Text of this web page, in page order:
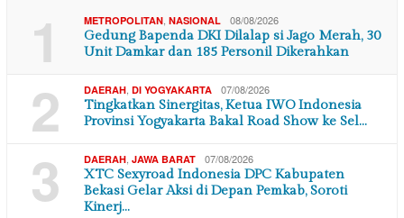
1 METROPOLITAN NASIONAL 08/08/2026
Gedung Bapenda DKI Dilalap si Jago Merah, 30
Unit Damkar dan 185 Personil Dikerahkan
2 DAERAH DI YOGYAKARTA 07/08/2026
Tingkatkan Sinergitas, Ketua IWO Indonesia
Provinsi Yogyakarta Bakal Road Show ke Sel…
3 DAERAH JAWA BARAT 07/08/2026
XTC Sexyroad Indonesia DPC Kabupaten
Bekasi Gelar Aksi di Depan Pemkab, Soroti
Kinerj…